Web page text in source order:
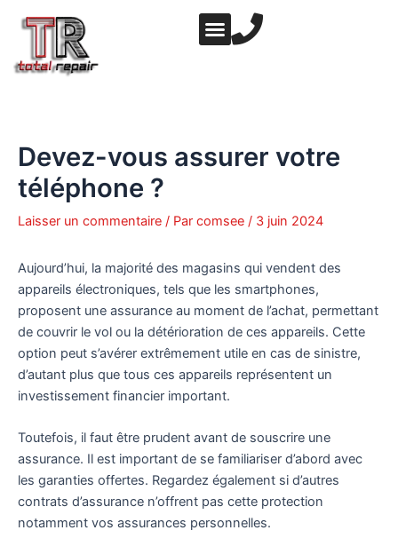
contenu
Devez-vous assurer votre
téléphone ?
Laisser un commentaire / Par comsee / 3 juin 2024
Aujourd’hui, la majorité des magasins qui vendent des
appareils électroniques, tels que les smartphones,
proposent une assurance au moment de l’achat, permettant
de couvrir le vol ou la détérioration de ces appareils. Cette
option peut s’avérer extrêmement utile en cas de sinistre,
d’autant plus que tous ces appareils représentent un
investissement financier important.
Toutefois, il faut être prudent avant de souscrire une
assurance. Il est important de se familiariser d’abord avec
les garanties offertes. Regardez également si d’autres
contrats d’assurance n’offrent pas cette protection
notamment vos assurances personnelles.
articles